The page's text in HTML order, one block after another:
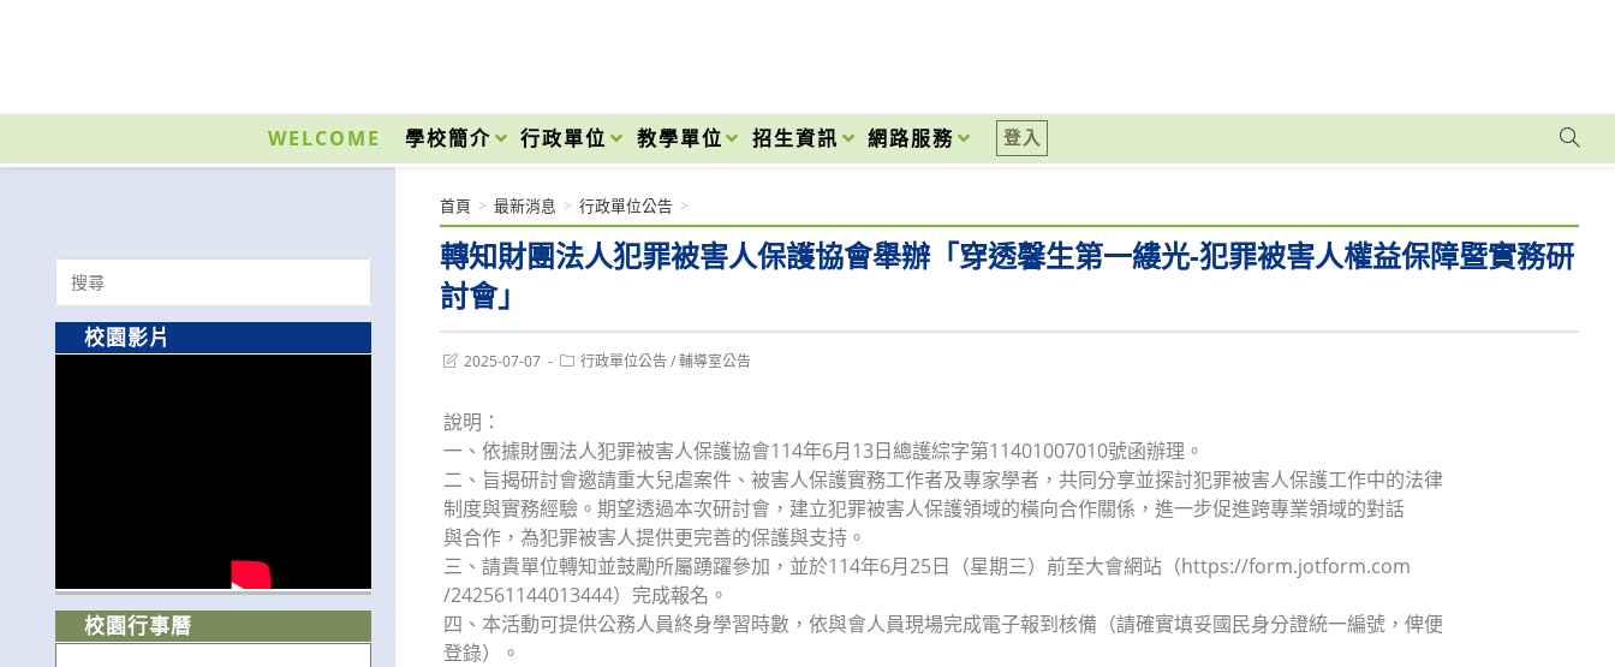
內
WELCOME 學校簡介 行政單位 教學單位 招生資訊 網路服務 登入
轉知財團法人犯罪被害人保護協會舉辦「穿透馨生第一縷光-犯罪被害人權益保障暨實務研
討會」
首頁 > 最新消息 > 行政單位公告 >
Post2025-07-07
Post行政單位公告 / 輔導室公告
說明：
一、依據財團法人犯罪被害人保護協會114年6月13日總護綜字第11401007010號函辦理。
二、旨揭研討會邀請重大兒虐案件、被害人保護實務工作者及專家學者，共同分享並探討犯罪被害人保護工作中的法律
制度與實務經驗。期望透過本次研討會，建立犯罪被害人保護領域的橫向合作關係，進一步促進跨專業領域的對話
與合作，為犯罪被害人提供更完善的保護與支持。
三、請貴單位轉知並鼓勵所屬踴躍參加，並於114年6月25日（星期三）前至大會網站（https://form.jotform.com
/242561144013444）完成報名。
四、本活動可提供公務人員終身學習時數，依與會人員現場完成電子報到核備（請確實填妥國民身分證統一編號，俾便
登錄）。
Search
for:
校園影片
校園行事曆